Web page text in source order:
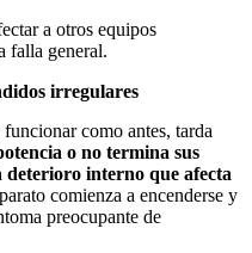
a otros equipos
falla general.
irregulares
como antes, tarda
o no termina sus
deterioro interno que afecta
comienza a encenderse y
preocupante de